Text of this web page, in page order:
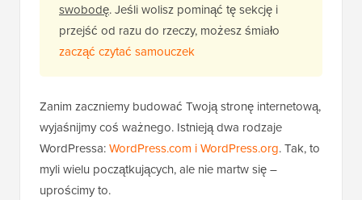
swobodę. Jeśli wolisz pominąć tę sekcję i
przejść od razu do rzeczy, możesz śmiało
zacząć czytać samouczek
Zanim zaczniemy budować Twoją stronę internetową,
wyjaśnijmy coś ważnego. Istnieją dwa rodzaje
WordPressa:WordPress.com i WordPress.org. Tak, to
myli wielu początkujących, ale nie martw się –
uprościmy to.